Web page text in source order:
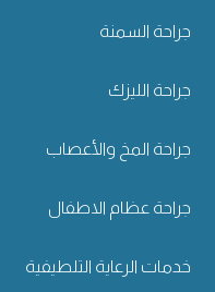
جراحة السمنة
جراحة الليزك
جراحة المخ والأعصاب
جراحة عظام الاطفال
خدمات الرعاية التلطيفية